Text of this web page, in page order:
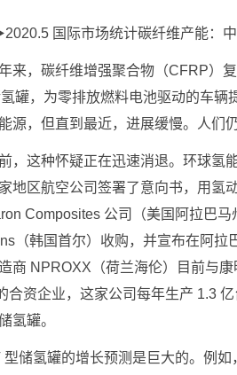
国际市场统计碳纤维产能：
来，碳纤维增强聚合物（CFRP）
氢罐，为零排放燃料电池驱动的车
源，但直到最近，进展缓慢。人们
，这种怀疑正在迅速消退。环球氢
地区航空公司签署了意向书，用氢
Composites 公司（美国阿拉巴
（韩国首尔）收购，并宣布在阿拉
商 NPROXX（荷兰海伦）目前与
合资企业，这家公司每年生产 1.3
氢罐。
型储氢罐的增长预测是巨大的。例